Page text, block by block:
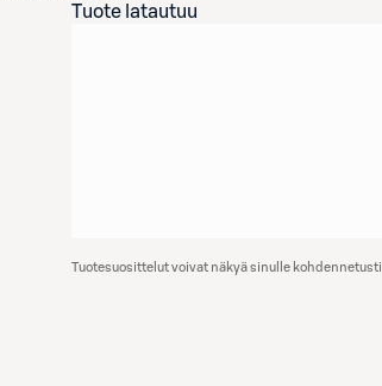
Tuote latautuu
Tuotesuosittelut voivat näkyä sinulle kohdennetusti